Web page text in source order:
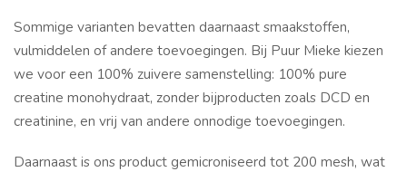
Sommige varianten bevatten daarnaast smaakstoffen,
vulmiddelen of andere toevoegingen. Bij Puur Mieke kiezen
we voor een 100% zuivere samenstelling: 100% pure
creatine monohydraat, zonder bijproducten zoals DCD en
creatinine, en vrij van andere onnodige toevoegingen.
Daarnaast is ons product gemicroniseerd tot 200 mesh, wat